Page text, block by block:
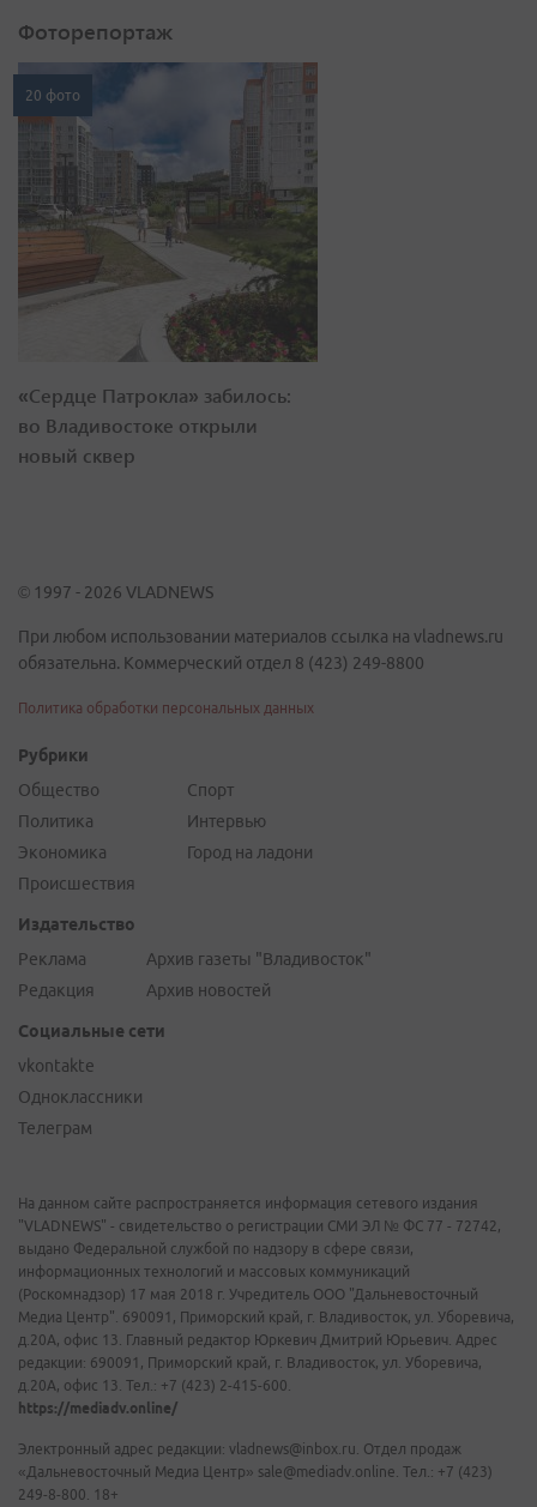
Фоторепортаж
20 фото
«Сердце Патрокла» забилось:
во Владивостоке открыли
новый сквер
© 1997 - 2026 VLADNEWS
При любом использовании материалов ссылка на vladnews.ru
обязательна. Коммерческий отдел 8 (423) 249-8800
Политика обработки персональных данных
Рубрики
Общество
Политика
Экономика
Происшествия
Спорт
Интервью
Город на ладони
Издательство
Реклама
Редакция
Архив газеты "Владивосток"
Архив новостей
Социальные сети
vkontakte
Одноклассники
Телеграм
На данном сайте распространяется информация сетевого издания
"VLADNEWS" - свидетельство о регистрации СМИ ЭЛ № ФС 77 - 72742,
выдано Федеральной службой по надзору в сфере связи,
информационных технологий и массовых коммуникаций
(Роскомнадзор) 17 мая 2018 г. Учредитель ООО "Дальневосточный
Медиа Центр". 690091, Приморский край, г. Владивосток, ул. Уборевича,
д.20А, офис 13. Главный редактор Юркевич Дмитрий Юрьевич. Адрес
редакции: 690091, Приморский край, г. Владивосток, ул. Уборевича,
д.20А, офис 13. Тел.: +7 (423) 2-415-600.
https://mediadv.online/
Электронный адрес редакции: vladnews@inbox.ru. Отдел продаж
«Дальневосточный Медиа Центр» sale@mediadv.online. Тел.: +7 (423)
249-8-800. 18+